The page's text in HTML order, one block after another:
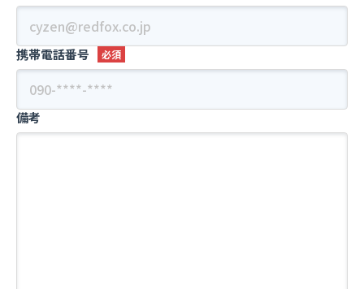
■ クッキー（cookie）の使用によるアクセス情報の収集
当ウェブサイトでは、お客さまのホームページ利用状況を、
クッキー※1という技術を用いて取得しています。
客さまの［ブラウザを識別する情報］を、お客さまのコン
ピュータ端末等（モバイル、タブレット、その他デバイスを
含む）に保存することで、お客さまが再度、当サイトを訪問
携帯電話番号
備考